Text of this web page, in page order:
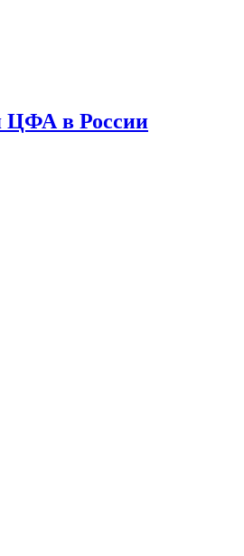
ЦФА в России